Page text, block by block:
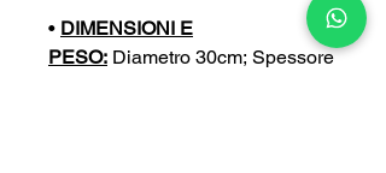
• DIMENSIONI E
PESO: Diametro 30cm; Spessore